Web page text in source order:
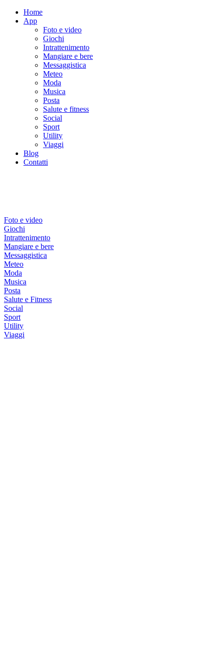
Home
App
Foto e video
Giochi
Intrattenimento
Mangiare e bere
Messaggistica
Meteo
Moda
Musica
Posta
Salute e fitness
Social
Sport
Utility
Viaggi
Blog
Contatti
Foto e video
Giochi
Intrattenimento
Mangiare e bere
Messaggistica
Meteo
Moda
Musica
Posta
Salute e Fitness
Social
Sport
Utility
Viaggi